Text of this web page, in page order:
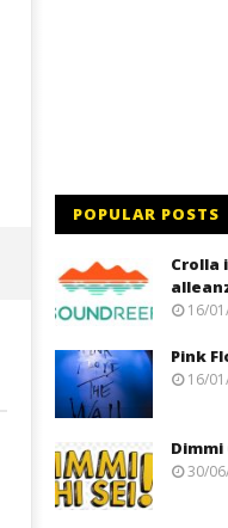
POPULAR POSTS
Crolla
16/
Pink
16/
Dimmi
30/